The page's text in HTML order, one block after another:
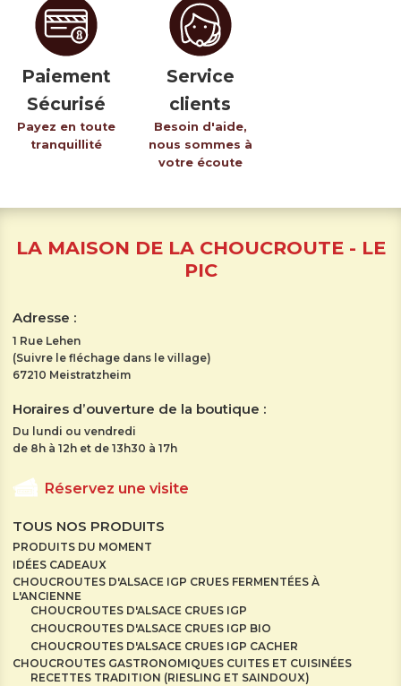
Paiement
Sécurisé
Payez en toute
tranquillité
Service
clients
Besoin d'aide,
nous sommes à
votre écoute
LA MAISON DE LA CHOUCROUTE - LE
PIC
Adresse :
1 Rue Lehen
(Suivre le fléchage dans le village)
67210 Meistratzheim
Horaires d’ouverture de la boutique :
Du lundi ou vendredi
de 8h à 12h et de 13h30 à 17h
Réservez une visite
TOUS NOS PRODUITS
PRODUITS DU MOMENT
IDÉES CADEAUX
CHOUCROUTES D'ALSACE IGP CRUES FERMENTÉES À
L'ANCIENNE
CHOUCROUTES D'ALSACE CRUES IGP
CHOUCROUTES D'ALSACE CRUES IGP BIO
CHOUCROUTES D'ALSACE CRUES IGP CACHER
CHOUCROUTES GASTRONOMIQUES CUITES ET CUISINÉES
RECETTES TRADITION (RIESLING ET SAINDOUX)